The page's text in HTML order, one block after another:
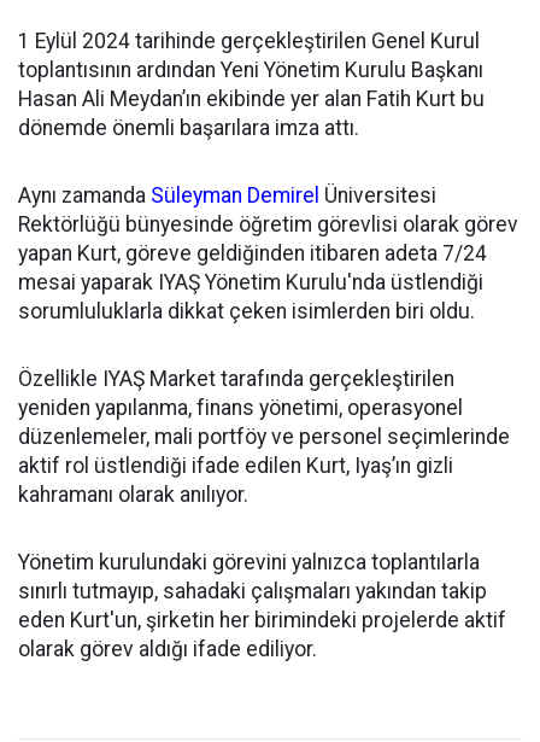
1 Eylül 2024 tarihinde gerçekleştirilen Genel Kurul
toplantısının ardından Yeni Yönetim Kurulu Başkanı
Hasan Ali Meydan’ın ekibinde yer alan Fatih Kurt bu
dönemde önemli başarılara imza attı.
Aynı zamanda Süleyman Demirel Üniversitesi
Rektörlüğü bünyesinde öğretim görevlisi olarak görev
yapan Kurt, göreve geldiğinden itibaren adeta 7/24
mesai yaparak IYAŞ Yönetim Kurulu'nda üstlendiği
sorumluluklarla dikkat çeken isimlerden biri oldu.
Özellikle IYAŞ Market tarafında gerçekleştirilen
yeniden yapılanma, finans yönetimi, operasyonel
düzenlemeler, mali portföy ve personel seçimlerinde
aktif rol üstlendiği ifade edilen Kurt, Iyaş’ın gizli
kahramanı olarak anılıyor.
Yönetim kurulundaki görevini yalnızca toplantılarla
sınırlı tutmayıp, sahadaki çalışmaları yakından takip
eden Kurt'un, şirketin her birimindeki projelerde aktif
olarak görev aldığı ifade ediliyor.